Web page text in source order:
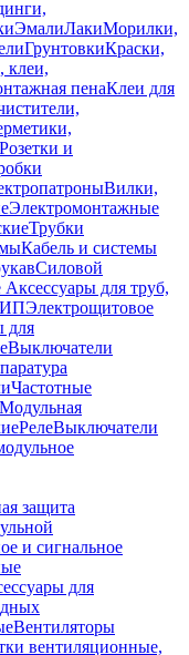
ЭмалиЛакиМорилки,
ГрунтовкиКраски,
клеи,
пенаКлеи для
Розетки и
Вилки,
Электромонтажные
Трубки
Кабель и системы
Силовой
Аксессуары для труб,
Электрощитовое
для
Выключатели
Частотные
Модульная
РелеВыключатели
защита
и сигнальное
для
Вентиляторы
вентиляционные,